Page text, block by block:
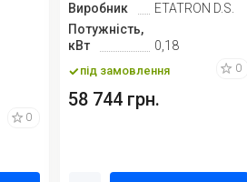
0
Виробник
ETATRON D.S.
Потужність,
кВт
0,18
під замовлення 0
58 744 грн.